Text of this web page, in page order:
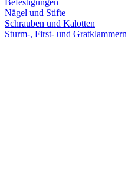
Nägel und Stifte
Schrauben und Kalotten
Sturm-, First- und Gratklammern